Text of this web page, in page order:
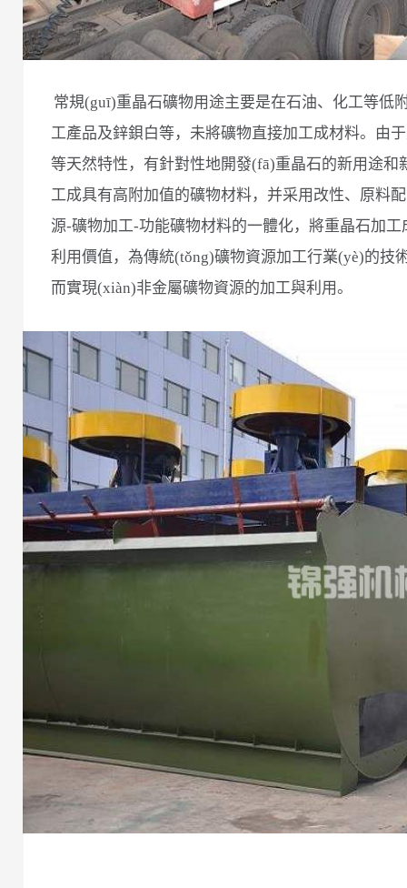
常規(guī)重晶石礦物用途主要是在石油、化工等低
工產品及鋅鋇白等，未將礦物直接加工成材料。由
等天然特性，有針對性地開發(fā)重晶石的新用途
工成具有高附加值的礦物材料，并采用改性、原料
源-礦物加工-功能礦物材料的一體化，將重晶石加
利用價值，為傳統(tǒng)礦物資源加工行業(yè)的技
而實現(xiàn)非金屬礦物資源的加工與利用。